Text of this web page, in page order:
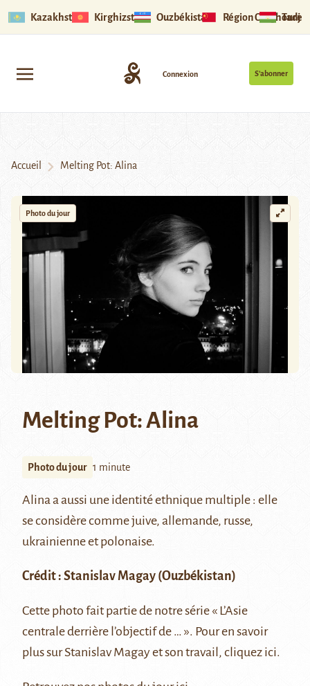
Kazakhstan Kirghizstan Ouzbékistan Région Ouïghoure
S’abonner
Connexion
Accueil Melting Pot: Alina
Photo du jour
Melting Pot: Alina
Photo du jour 1 minute
Alina a aussi une identité ethnique multiple : elle
se considère comme juive, allemande, russe,
ukrainienne et polonaise.
Crédit : Stanislav Magay (Ouzbékistan)
Cette photo fait partie de notre série « L’Asie
centrale derrière l’objectif de … ». Pour en savoir
plus sur Stanislav Magay et son travail, cliquez ici.